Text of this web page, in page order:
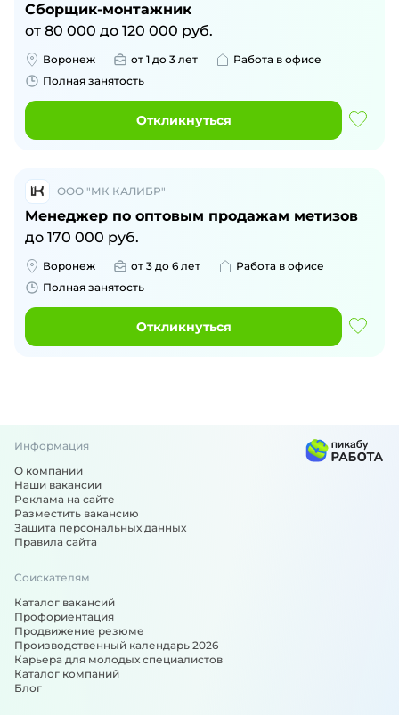
Сборщик-монтажник
от 80 000 до 120 000 руб.
Воронеж от 1 до 3 лет
Работа в офисе
Полная занятость
Откликнуться
ООО "МК КАЛИБР"
Менеджер по оптовым продажам метизов
до 170 000 руб.
Воронеж от 3 до 6 лет
Работа в офисе
Полная занятость
Откликнуться
Информация
О компании
Наши вакансии
Реклама на сайте
Разместить вакансию
Защита персональных данных
Правила сайта
Соискателям
Каталог вакансий
Профориентация
Продвижение резюме
Производственный календарь 2026
Карьера для молодых специалистов
Каталог компаний
Блог